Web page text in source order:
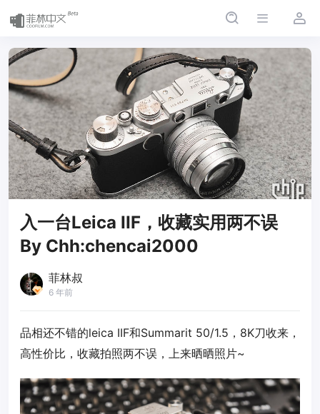
入一台Leica IIF，收藏实用两不误
By Chh:chencai2000
菲林叔
6 年前
品相还不错的leica IIF和Summarit 50/1.5，8K刀收来，
高性价比，收藏拍照两不误，上来晒晒照片~